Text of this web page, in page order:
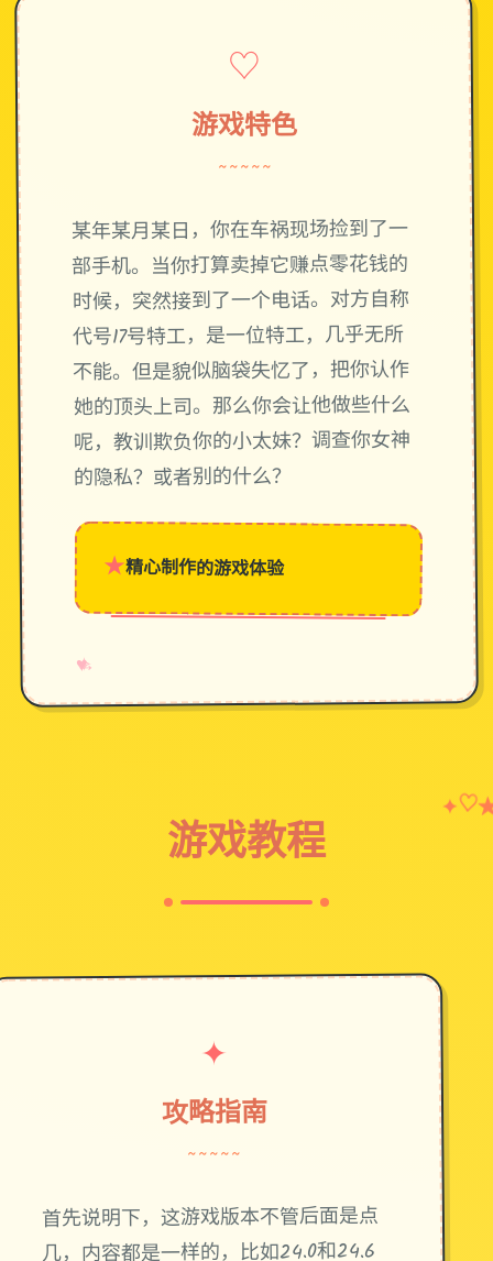
♡
游戏特色
~~~~~
某年某月某日，你在车祸现场捡到了一
部手机。当你打算卖掉它赚点零花钱的
时候，突然接到了一个电话。对方自称
代号17号特工，是一位特工，几乎无所
不能。但是貌似脑袋失忆了，把你认作
她的顶头上司。那么你会让他做些什么
呢，教训欺负你的小太妹？调查你女神
的隐私？或者别的什么？
★精心制作的游戏体验
♥
✧
→
游戏教程
✦
♡
✦
攻略指南
~~~~~
首先说明下，这游戏版本不管后面是点